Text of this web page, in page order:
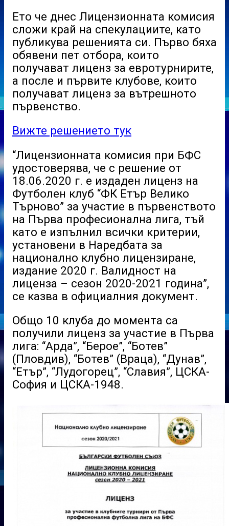
Ето че днес Лицензионната комисия
сложи край на спекулациите, като
публикува решенията си. Първо бяха
обявени пет отбора, които
получават лиценз за евротурнирите,
а после и първите клубове, които
получават лиценз за вътрешното
първенство.
Вижте решението тук
“Лицензионната комисия при БФС
удостоверява, че с решение от
18.06.2020 г. е издаден лиценз на
Футболен клуб “ФК Етър Велико
Търново” за участие в първенството
на Първа професионална лига, тъй
като е изпълнил всички критерии,
установени в Наредбата за
национално клубно лицензиране,
издание 2020 г. Валидност на
лиценза – сезон 2020-2021 година”,
се казва в официалния документ.
Общо 10 клуба до момента са
получили лиценз за участие в Първа
лига: “Арда”, “Берое”, “Ботев”
(Пловдив), “Ботев” (Враца), “Дунав”,
“Етър”, “Лудогорец”, “Славия”, ЦСКА-
София и ЦСКА-1948.